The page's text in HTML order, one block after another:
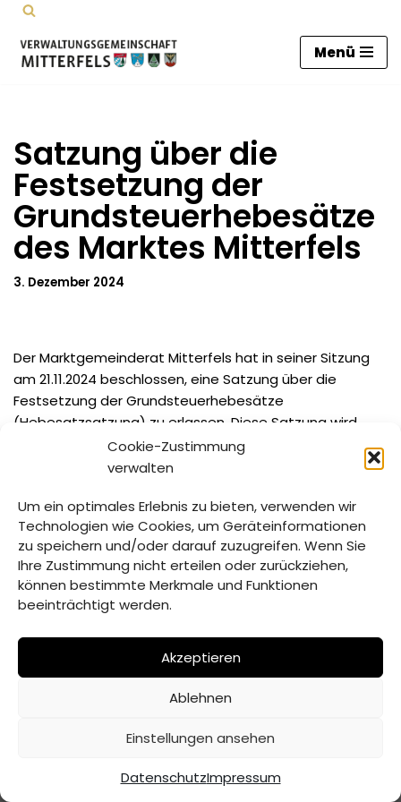
Cookie-Zustimmung
verwalten
Um ein optimales Erlebnis zu bieten, verwenden wir
Technologien wie Cookies, um Geräteinformationen
zu speichern und/oder darauf zuzugreifen. Wenn Sie
Ihre Zustimmung nicht erteilen oder zurückziehen,
können bestimmte Merkmale und Funktionen
beeinträchtigt werden.
Akzeptieren
Ablehnen
Einstellungen ansehen
DatenschutzImpressum
Zum
Inhalt
Menü
Satzung über die
Festsetzung der
Grundsteuerhebesätze
des Marktes Mitterfels
3. Dezember 2024
Der Marktgemeinderat Mitterfels hat in seiner Sitzung
am 21.11.2024 beschlossen, eine Satzung über die
Festsetzung der Grundsteuerhebesätze
(Hebesatzsatzung) zu erlassen. Diese Satzung wird
nachstehend amtlich bekannt gemacht:
Schlagwörter: GRUNDSTEUER HEBESATZSATZUNG
SATZUNG
© Verwaltungsgemeinschaft Mitterfels | 2026 |
Datenschutz
Impressum Inhaltsverzeichnis